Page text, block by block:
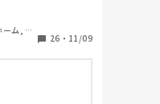
ム, 初
26 ・ 11/09